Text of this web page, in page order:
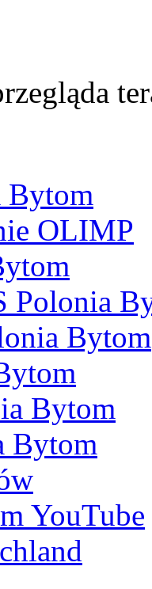
Bytom
OLIMP
Polonia
Bytom
Bytom
Bytom
YouTube